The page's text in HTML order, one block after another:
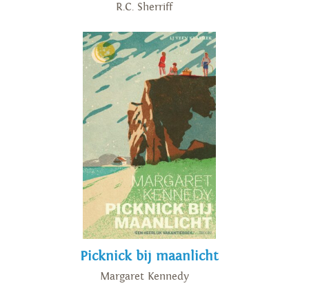
R.C. Sherriff
Picknick bij maanlicht
Margaret Kennedy